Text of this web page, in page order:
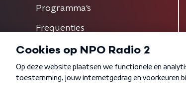
Programma's
Frequenties
Algemene voorwaarden Privacybeleid